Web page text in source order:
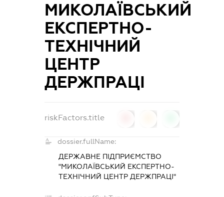
МИКОЛАЇВСЬКИЙ
ЕКСПЕРТНО-
ТЕХНІЧНИЙ
ЦЕНТР
ДЕРЖПРАЦІ
riskFactors.title
dossier.fullName:
ДЕРЖАВНЕ ПІДПРИЄМСТВО
"МИКОЛАЇВСЬКИЙ ЕКСПЕРТНО-
ТЕХНІЧНИЙ ЦЕНТР ДЕРЖПРАЦІ"